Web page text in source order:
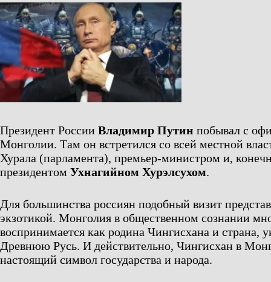
Президент России Владимир Путин побывал с
Монголии. Там он встретился со всей местной
Хурала (парламента), премьер-министром и,
президентом Ухнагийном Хурэлсухом.
Для большинства россиян подобный визит
экзотикой. Монголия в общественном сознании
воспринимается как родина Чингисхана и страна,
Древнюю Русь. И действительно, Чингисхан в
настоящий символ государства и народа.